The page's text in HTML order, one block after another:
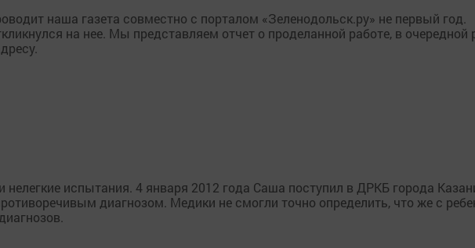
наша газета совместно с порталом «Зеленодольск.ру» не первый год.
на нее. Мы представляем отчет о проделанной работе, в очередной
испытания. 4 января 2012 года Саша поступил в ДРКБ города
диагнозом. Медики не смогли точно определить, что же с